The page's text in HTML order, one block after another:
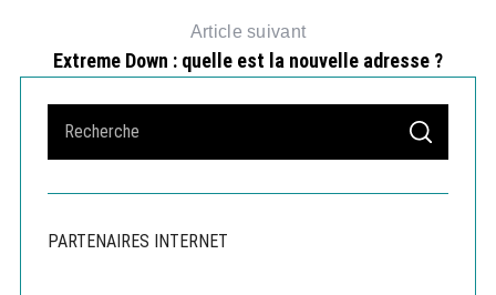
Article suivant
Extreme Down : quelle est la nouvelle adresse ?
a
r
h
S
A
C
PARTENAIRES INTERNET